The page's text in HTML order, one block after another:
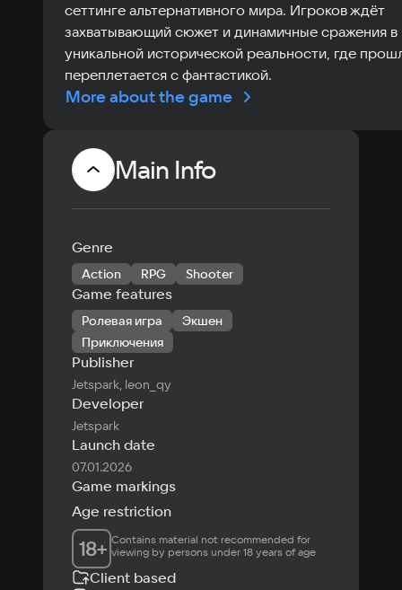
сеттинге альтернативного мира. Игроков ждёт
захватывающий сюжет и динамичные сражения в
уникальной исторической реальности, где
переплетается с фантастикой.
More about the game
Main Info
Genre
Action RPG Shooter
Game features
Ролевая игра
Экшен
Приключения
Publisher
Jetspark, leon_qy
Developer
Jetspark
Launch date
07.01.2026
Game markings
Age restriction
18+ Contains material not recommended for
viewing by persons under 18 years of age
Client based